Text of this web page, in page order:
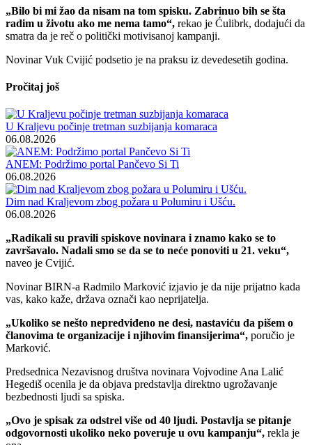
„Bilo bi mi žao da nisam na tom spisku. Zabrinuo bih se šta
radim u životu ako me nema tamo“, rekao je Ćulibrk, dodajući da
smatra da je reč o politički motivisanoj kampanji.
Novinar Vuk Cvijić podsetio je na praksu iz devedesetih godina.
Pročitaj još
U Kraljevu počinje tretman suzbijanja komaraca
06.08.2026
ANEM: Podržimo portal Pančevo Si Ti
06.08.2026
Dim nad Kraljevom zbog požara u Polumiru i Ušću.
06.08.2026
„Radikali su pravili spiskove novinara i znamo kako se to
završavalo. Nadali smo se da se to neće ponoviti u 21. veku“,
naveo je Cvijić.
Novinar BIRN-a Radmilo Marković izjavio je da nije prijatno kada
vas, kako kaže, država označi kao neprijatelja.
„Ukoliko se nešto nepredviđeno ne desi, nastaviću da pišem o
članovima te organizacije i njihovim finansijerima“, poručio je
Marković.
Predsednica Nezavisnog društva novinara Vojvodine Ana Lalić
Hegediš ocenila je da objava predstavlja direktno ugrožavanje
bezbednosti ljudi sa spiska.
„Ovo je spisak za odstrel više od 40 ljudi. Postavlja se pitanje
odgovornosti ukoliko neko poveruje u ovu kampanju“, rekla je